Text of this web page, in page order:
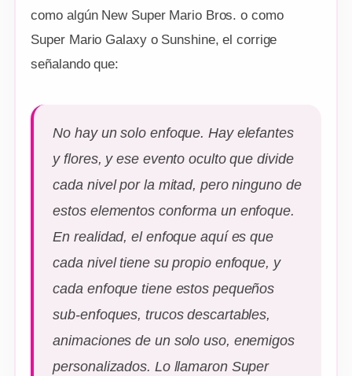
como algún New Super Mario Bros. o como
Super Mario Galaxy o Sunshine, el corrige
señalando que:
No hay un solo enfoque. Hay elefantes
y flores, y ese evento oculto que divide
cada nivel por la mitad, pero ninguno de
estos elementos conforma un enfoque.
En realidad, el enfoque aquí es que
cada nivel tiene su propio enfoque, y
cada enfoque tiene estos pequeños
sub-enfoques, trucos descartables,
animaciones de un solo uso, enemigos
personalizados. Lo llamaron Super